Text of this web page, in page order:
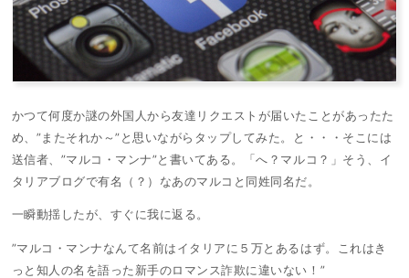
かつて何度か謎の外国人から友達リクエストが届いたことがあったた
め、”またそれか～”と思いながらタップしてみた。と・・・そこには
送信者、”マルコ・マンナ”と書いてある。「へ？マルコ？」そう、イ
タリアブログで有名（？）なあのマルコと同姓同名だ。
一瞬動揺したが、すぐに我に返る。
”マルコ・マンナなんて名前はイタリアに５万とあるはず。これはき
っと知人の名を語った新手のロマンス詐欺に違いない！”